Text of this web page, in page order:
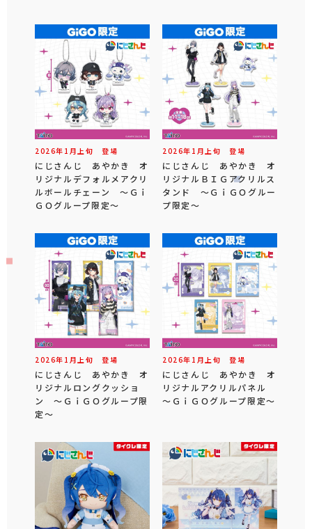
2026年 1 月 上旬 登場
にじさんじ あやかき オ
リジナルデフォルメアクリ
ルボールチェーン ～Ｇｉ
ＧＯグループ限定～
2026年 1 月 上旬 登場
にじさんじ あやかき オ
リジナルＢＩＧアクリルス
タンド ～ＧｉＧＯグルー
プ限定～
2026年 1 月 上旬 登場
にじさんじ あやかき オ
リジナルロングクッショ
ン ～ＧｉＧＯグループ限
定～
2026年 1 月 上旬 登場
にじさんじ あやかき オ
リジナルアクリルパネル
～ＧｉＧＯグループ限定～